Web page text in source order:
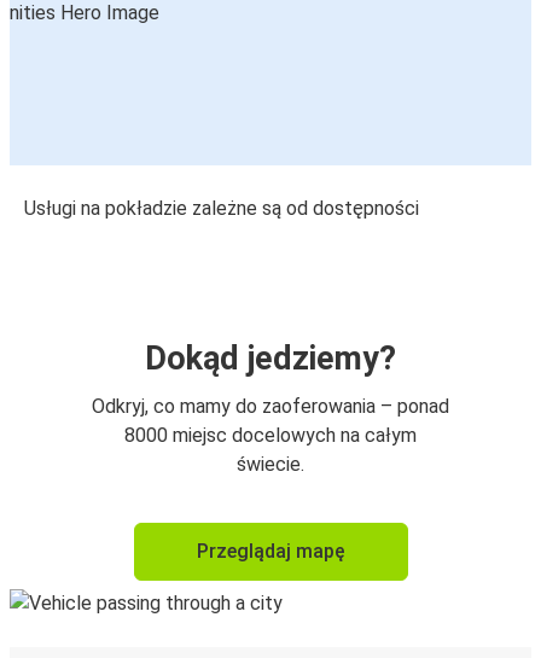
Usługi na pokładzie zależne są od dostępności
Dokąd jedziemy?
Odkryj, co mamy do zaoferowania – ponad
8000 miejsc docelowych na całym
świecie.
Przeglądaj mapę